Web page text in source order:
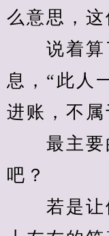
么意思，
说着算
息，“此人
进账，不属
最主要
吧？
若是让